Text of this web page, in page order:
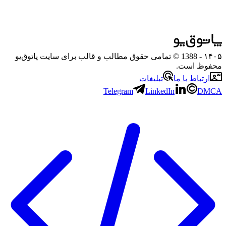
۱۴۰۵
- 1388 © تمامی حقوق مطالب و قالب برای سایت پاتوق‌یو
محفوظ است.
ارتباط با ما
تبلیغات
Telegram
LinkedIn DMCA